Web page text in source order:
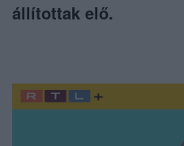
állítottak elő.